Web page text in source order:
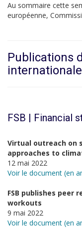
Au sommaire cette
européenne,
Publications
FSB | Financial
Virtual outreach on
approaches to
12 mai 2022
Voir le document (en
FSB publishes
workouts
9 mai 2022
Voir le document (en